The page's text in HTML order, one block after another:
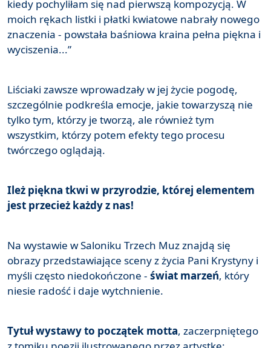
kiedy pochyliłam się nad pierwszą kompozycją. W
moich rękach listki i płatki kwiatowe nabrały nowego
znaczenia - powstała baśniowa kraina pełna piękna i
wyciszenia...”
Liściaki zawsze wprowadzały w jej życie pogodę,
szczególnie podkreśla emocje, jakie towarzyszą nie
tylko tym, którzy je tworzą, ale również tym
wszystkim, którzy potem efekty tego procesu
twórczego oglądają.
Ileż piękna tkwi w przyrodzie, której elementem
jest przecież każdy z nas!
Na wystawie w Saloniku Trzech Muz znajdą się
obrazy przedstawiające sceny z życia Pani Krystyny i
myśli często niedokończone - świat marzeń, który
niesie radość i daje wytchnienie.
Tytuł wystawy to początek motta, zaczerpniętego